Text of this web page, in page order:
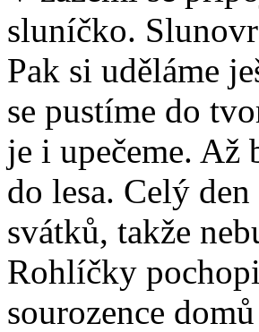
sluníčko.
Pak si uděláme
se pustíme do
je i upečeme. Až
do lesa. Celý
svátků, takže
Rohlíčky
sourozence